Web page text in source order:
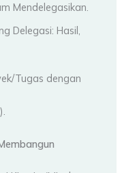
Mendelegasikan.
Delegasi: Hasil,
Tugas dengan